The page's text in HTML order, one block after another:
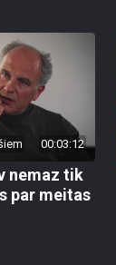
00:03:12
nemaz tik
par meitas